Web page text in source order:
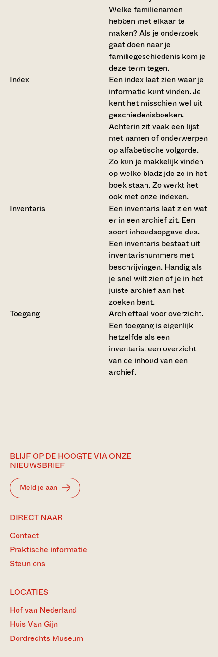
Welke familienamen
hebben met elkaar te
maken? Als je onderzoek
gaat doen naar je
familiegeschiedenis kom je
deze term tegen.
Index
Een index laat zien waar je
informatie kunt vinden. Je
kent het misschien wel uit
geschiedenisboeken.
Achterin zit vaak een lijst
met namen of onderwerpen
op alfabetische volgorde.
Zo kun je makkelijk vinden
op welke bladzijde ze in het
boek staan. Zo werkt het
ook met onze indexen.
Inventaris
Een inventaris laat zien wat
er in een archief zit. Een
soort inhoudsopgave dus.
Een inventaris bestaat uit
inventarisnummers met
beschrijvingen. Handig als
je snel wilt zien of je in het
juiste archief aan het
zoeken bent.
Toegang
Archieftaal voor overzicht.
Een toegang is eigenlijk
hetzelfde als een
inventaris: een overzicht
van de inhoud van een
archief.
BLIJF OP DE HOOGTE VIA ONZE
NIEUWSBRIEF
Meld je aan
DIRECT NAAR
Contact
Praktische informatie
Steun ons
LOCATIES
Hof van Nederland
Huis Van Gijn
Dordrechts Museum